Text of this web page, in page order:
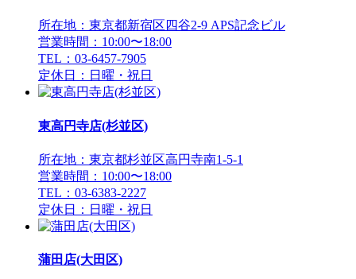
所在地：東京都新宿区四谷2-9 APS記念ビル
営業時間：10:00〜18:00
TEL：03-6457-7905
定休日：日曜・祝日
東高円寺店(杉並区)
所在地：東京都杉並区高円寺南1-5-1
営業時間：10:00〜18:00
TEL：03-6383-2227
定休日：日曜・祝日
蒲田店(大田区)